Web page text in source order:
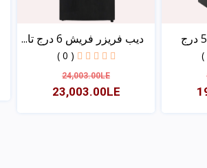
ديب فريزر فريش 6 درج تا...
( 0 )
24,003.00LE
23,003.00LE